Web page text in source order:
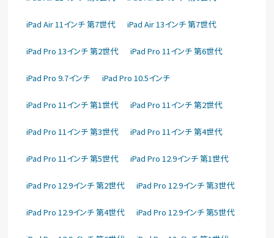
iPad Air 11インチ 第7世代 iPad Air 13インチ 第7世代
iPad Pro 13インチ 第2世代 iPad Pro 11インチ 第6世代
iPad Pro 9.7インチ iPad Pro 10.5インチ
iPad Pro 11インチ 第1世代 iPad Pro 11インチ 第2世代
iPad Pro 11インチ 第3世代 iPad Pro 11インチ 第4世代
iPad Pro 11インチ 第5世代 iPad Pro 12.9インチ 第1世代
iPad Pro 12.9インチ 第2世代 iPad Pro 12.9インチ 第3世代
iPad Pro 12.9インチ 第4世代 iPad Pro 12.9インチ 第5世代